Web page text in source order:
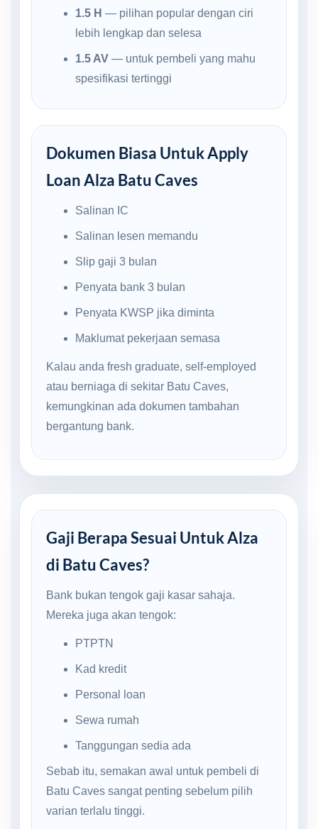
1.5 H — pilihan popular dengan ciri
lebih lengkap dan selesa
1.5 AV— untuk pembeli yang mahu
spesifikasi tertinggi
Dokumen Biasa Untuk Apply
Loan Alza Batu Caves
Salinan IC
Salinan lesen memandu
Slip gaji 3 bulan
Penyata bank 3 bulan
Penyata KWSP jika diminta
Maklumat pekerjaan semasa
Kalau anda fresh graduate, self-employed
atau berniaga di sekitar Batu Caves,
kemungkinan ada dokumen tambahan
bergantung bank.
Gaji Berapa Sesuai Untuk Alza
di Batu Caves?
Bank bukan tengok gaji kasar sahaja.
Mereka juga akan tengok:
PTPTN
Kad kredit
Personal loan
Sewa rumah
Tanggungan sedia ada
Sebab itu, semakan awal untuk pembeli di
Batu Caves sangat penting sebelum pilih
varian terlalu tinggi.